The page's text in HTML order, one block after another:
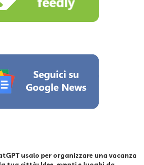
usalo per organizzare una vacanza